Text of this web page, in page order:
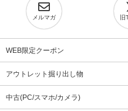
メルマガ
WEB限定クーポン
アウトレット掘り出し物
中古(PC/スマホ/カメラ)